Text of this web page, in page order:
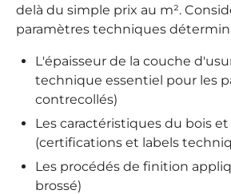
delà du simple prix au m².
paramètres techniques
L'épaisseur de la couche
technique essentiel pour les
contrecollés)
Les caractéristiques du bois
(certifications et labels
Les procédés de finition
brossé)